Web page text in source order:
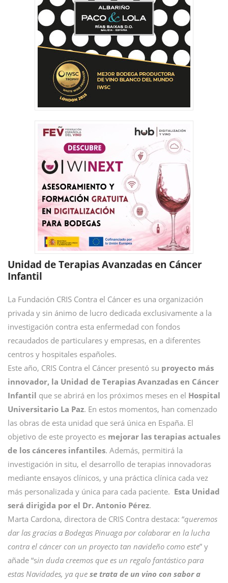
Unidad de Terapias Avanzadas en Cáncer
Infantil
La Fundación CRIS Contra el Cáncer es una organización
privada y sin ánimo de lucro dedicada exclusivamente a la
investigación contra esta enfermedad con fondos
recaudados de particulares y empresas, en a diferentes
centros y hospitales españoles.
Este año, CRIS Contra el Cáncer presentó su proyecto más
innovador, la Unidad de Terapias Avanzadas en Cáncer
Infantil que se abrirá en los próximos meses en el Hospital
Universitario La Paz. En estos momentos, han comenzado
las obras de esta unidad que será única en España. El
objetivo de este proyecto es mejorar las terapias actuales
de los cánceres infantiles. Además, permitirá la
investigación in situ, el desarrollo de terapias innovadoras
mediante ensayos clínicos, y una práctica clínica cada vez
más personalizada y única para cada paciente. Esta Unidad
será dirigida por el Dr. Antonio Pérez.
Marta Cardona, directora de CRIS Contra destaca: “queremos
dar las gracias a Bodegas Pinuaga por colaborar en la lucha
contra el cáncer con un proyecto tan navideño como este” y
añade “sin duda creemos que es un regalo fantástico para
estas Navidades, ya que se trata de un vino con sabor a